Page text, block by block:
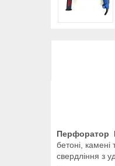
Перфоратор
бетоні,
свердління з